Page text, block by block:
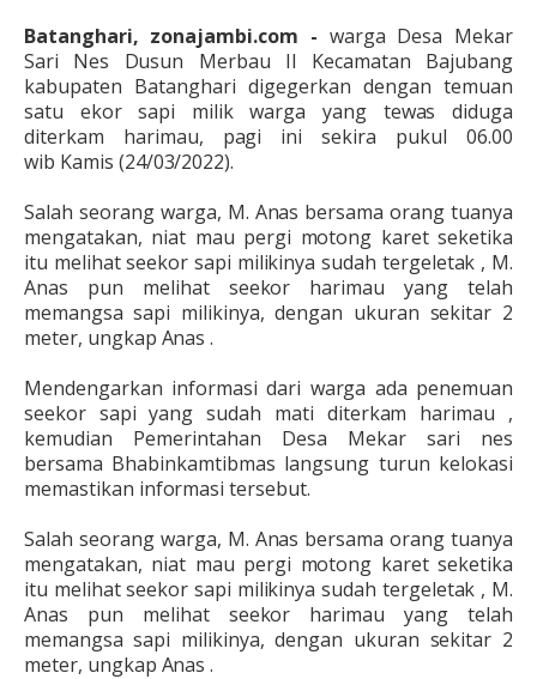
Batanghari, zonajambi.com - warga Desa Mekar
Sari Nes Dusun Merbau II Kecamatan Bajubang
kabupaten Batanghari digegerkan dengan temuan
satu ekor sapi milik warga yang tewas diduga
diterkam harimau, pagi ini sekira pukul 06.00
wib Kamis (24/03/2022).
Salah seorang warga, M. Anas bersama orang tuanya
mengatakan, niat mau pergi motong karet seketika
itu melihat seekor sapi milikinya sudah tergeletak , M.
Anas pun melihat seekor harimau yang telah
memangsa sapi milikinya, dengan ukuran sekitar 2
meter, ungkap Anas .
Mendengarkan informasi dari warga ada penemuan
seekor sapi yang sudah mati diterkam harimau ,
kemudian Pemerintahan Desa Mekar sari nes
bersama Bhabinkamtibmas langsung turun kelokasi
memastikan informasi tersebut.
Salah seorang warga, M. Anas bersama orang tuanya
mengatakan, niat mau pergi motong karet seketika
itu melihat seekor sapi milikinya sudah tergeletak , M.
Anas pun melihat seekor harimau yang telah
memangsa sapi milikinya, dengan ukuran sekitar 2
meter, ungkap Anas .